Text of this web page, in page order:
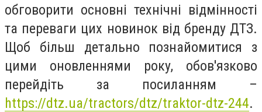
обговорити основні технічні відмінності
та переваги цих новинок від бренду ДТЗ.
Щоб більш детально познайомитися з
цими оновленнями року, обов'язково
перейдіть за посиланням –
https://dtz.ua/tractors/dtz/traktor-dtz-244.